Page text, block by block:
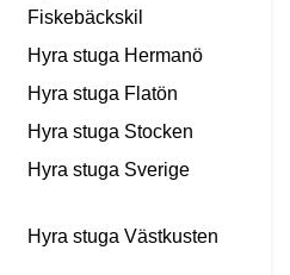
Fiskebäckskil
Hyra stuga Hermanö
Hyra stuga Flatön
Hyra stuga Stocken
Hyra stuga Sverige
Hyra stuga Västkusten